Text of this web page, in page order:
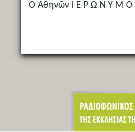
Ὁ Ἀθηνῶν Ι Ε Ρ Ω Ν Υ Μ Ο